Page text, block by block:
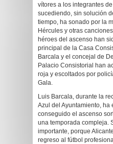
vítores a los integrantes
sucediendo, sin solución
tiempo, ha sonado por la
Hércules y otras
héroes del ascenso han
principal de la Casa
Barcala y el concejal de
Palacio Consistorial han
roja y escoltados por
Gala.
Luis Barcala, durante la
Azul del Ayuntamiento, ha
conseguido el ascenso
una temporada compleja.
importante, porque
regreso al fútbol